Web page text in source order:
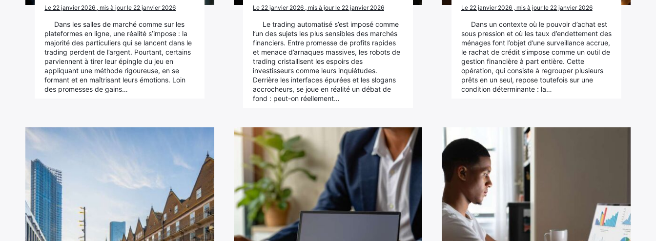
Le 22 janvier 2026 , mis à jour le 22 janvier 2026
Dans les salles de marché comme sur les
plateformes en ligne, une réalité s’impose : la
majorité des particuliers qui se lancent dans le
trading perdent de l’argent. Pourtant, certains
parviennent à tirer leur épingle du jeu en
appliquant une méthode rigoureuse, en se
formant et en maîtrisant leurs émotions. Loin
des promesses de gains…
Le 22 janvier 2026 , mis à jour le 22 janvier 2026
Le trading automatisé s’est imposé comme
l’un des sujets les plus sensibles des marchés
financiers. Entre promesse de profits rapides
et menace d’arnaques massives, les robots de
trading cristallisent les espoirs des
investisseurs comme leurs inquiétudes.
Derrière les interfaces épurées et les slogans
accrocheurs, se joue en réalité un débat de
fond : peut-on réellement…
Le 22 janvier 2026 , mis à jour le 22 janvier 2026
Dans un contexte où le pouvoir d’achat est
sous pression et où les taux d’endettement des
ménages font l’objet d’une surveillance accrue,
le rachat de crédit s’impose comme un outil de
gestion financière à part entière. Cette
opération, qui consiste à regrouper plusieurs
prêts en un seul, repose toutefois sur une
condition déterminante : la…